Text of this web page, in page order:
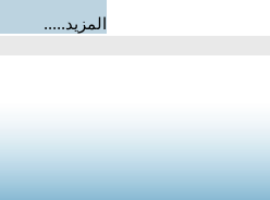
المزيد.....